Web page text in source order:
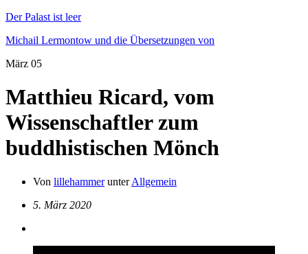
Der Palast ist leer
Michail Lermontow und die Übersetzungen von
März 05
Matthieu Ricard, vom
Wissenschaftler zum
buddhistischen Mönch
Von lillehammerunterAllgemein
5. März 2020